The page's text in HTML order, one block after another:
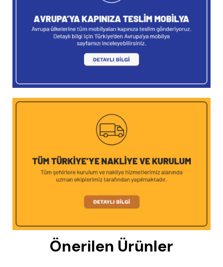
Önerilen Ürünler